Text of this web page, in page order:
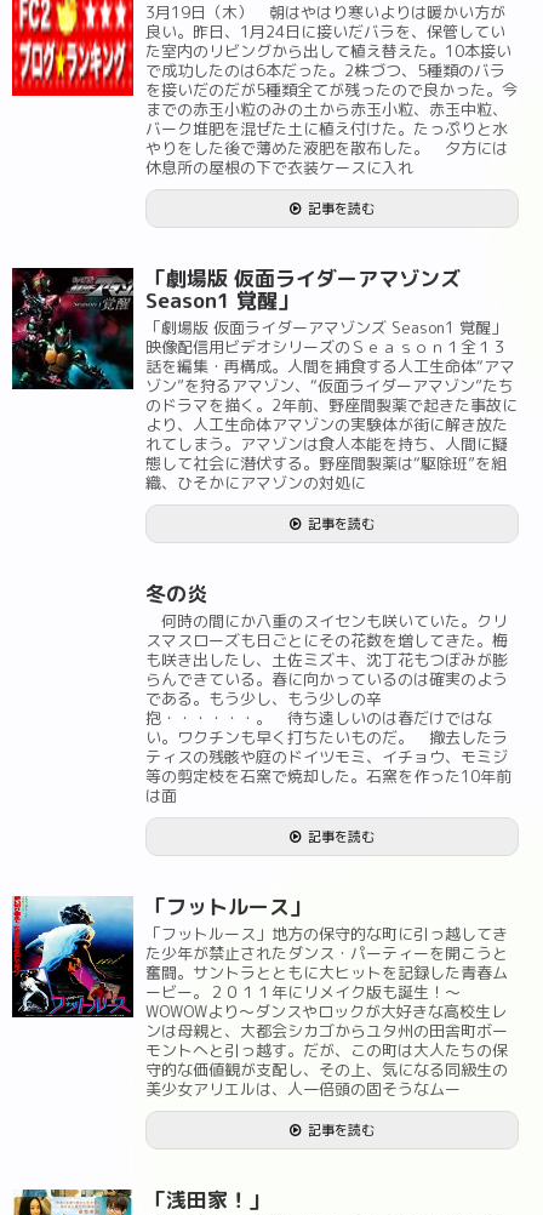
3月19日（木） 朝はやはり寒いよりは暖かい方が
良い。昨日、1月24日に接いだバラを、保管してい
た室内のリビングから出して植え替えた。10本接い
で成功したのは6本だった。2株づつ、5種類のバラ
を接いだのだが5種類全てが残ったので良かった。今
までの赤玉小粒のみの土から赤玉小粒、赤玉中粒、
バーク堆肥を混ぜた土に植え付けた。たっぷりと水
やりをした後で薄めた液肥を散布した。 夕方には
休息所の屋根の下で衣装ケースに入れ
記事を読む
「劇場版 仮面ライダーアマゾンズ
Season1 覚醒」
「劇場版 仮面ライダーアマゾンズ Season1 覚醒」
映像配信用ビデオシリーズのＳｅａｓｏｎ１全１３
話を編集・再構成。人間を捕食する人工生命体“アマ
ゾン”を狩るアマゾン、“仮面ライダーアマゾン”たち
のドラマを描く。2年前、野座間製薬で起きた事故に
より、人工生命体アマゾンの実験体が街に解き放た
れてしまう。アマゾンは食人本能を持ち、人間に擬
態して社会に潜伏する。野座間製薬は“駆除班”を組
織、ひそかにアマゾンの対処に
記事を読む
冬の炎
何時の間にか八重のスイセンも咲いていた。クリ
スマスローズも日ごとにその花数を増してきた。梅
も咲き出したし、土佐ミズキ、沈丁花もつぼみが膨
らんできている。春に向かっているのは確実のよう
である。もう少し、もう少しの辛
抱・・・・・・。 待ち遠しいのは春だけではな
い。ワクチンも早く打ちたいものだ。 撤去したラ
ティスの残骸や庭のドイツモミ、イチョウ、モミジ
等の剪定枝を石窯で焼却した。石窯を作った10年前
は面
記事を読む
「フットルース」
「フットルース」地方の保守的な町に引っ越してき
た少年が禁止されたダンス・パーティーを開こうと
奮闘。サントラとともに大ヒットを記録した青春ム
ービー。２０１１年にリメイク版も誕生！～
WOWOWより～ダンスやロックが大好きな高校生レ
ンは母親と、大都会シカゴからユタ州の田舎町ボー
モントへと引っ越す。だが、この町は大人たちの保
守的な価値観が支配し、その上、気になる同級生の
美少女アリエルは、人一倍頭の固そうなムー
記事を読む
「浅田家！」